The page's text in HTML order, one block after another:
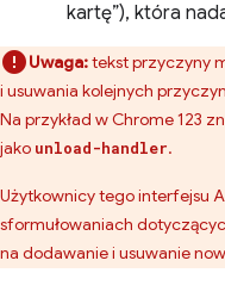
kartę”), która
Uwaga:tekst przyczyny
i usuwania kolejnych
Na przykład w Chrome 123
jako unload-handler.
Użytkownicy tego interfejsu
sformułowaniach
na dodawanie i usuwanie